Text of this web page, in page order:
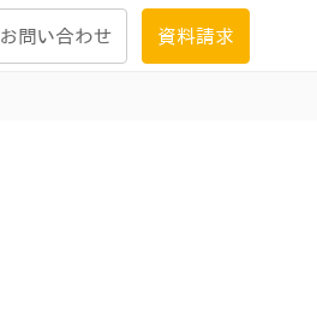
お問い合わせ 資料請求